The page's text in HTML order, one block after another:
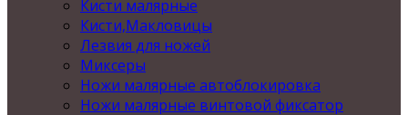
Кисти малярные
Кисти,Макловицы
Лезвия для ножей
Миксеры
Ножи малярные автоблокировка
Ножи малярные винтовой фиксатор